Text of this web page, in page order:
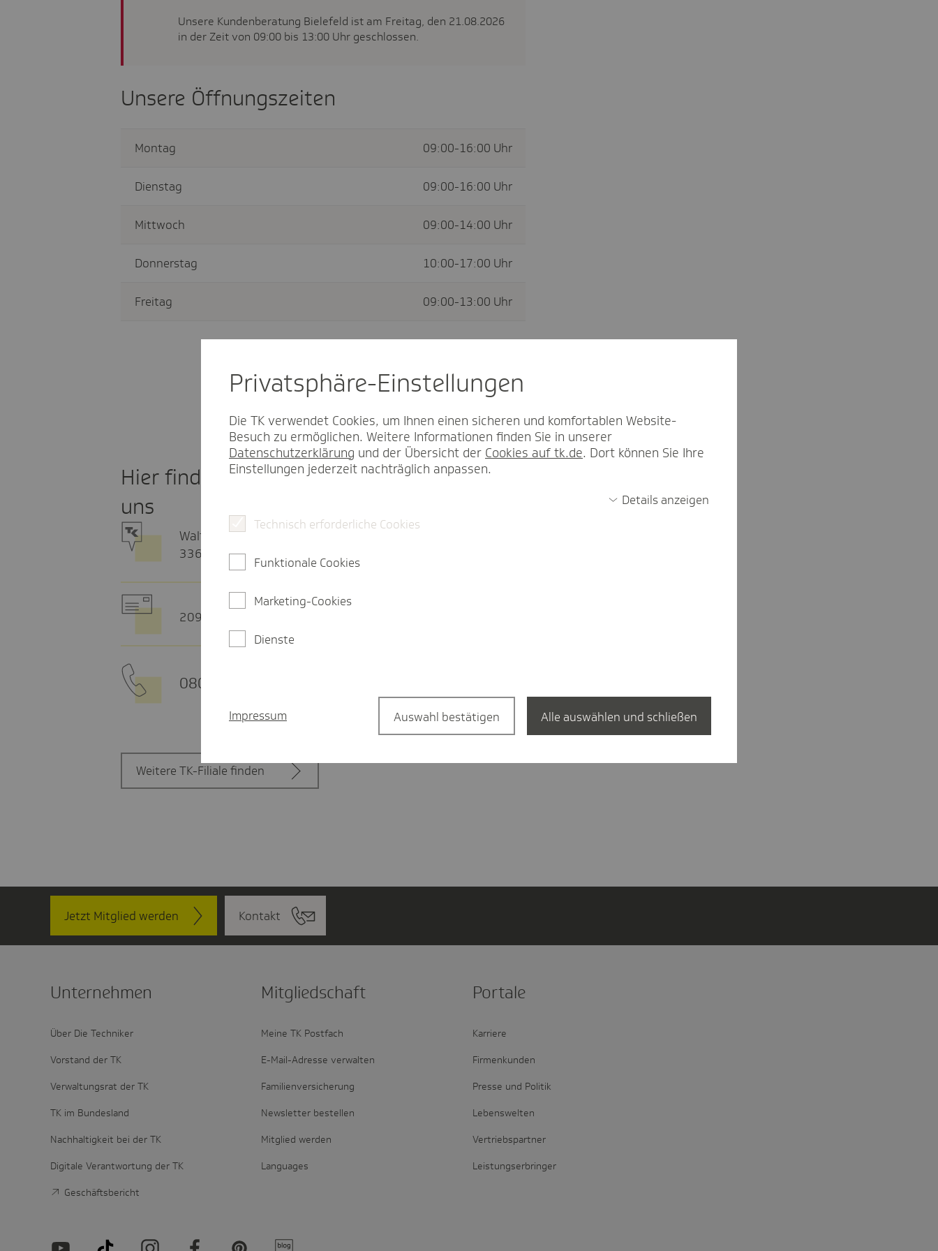
Unsere Kundenberatung Bielefeld ist am Freitag, den 21.08.2026
in der Zeit von 09:00 bis 13:00 Uhr geschlossen.
Unsere Öffnungszeiten
Montag 09:00-16:00 Uhr
Dienstag 09:00-16:00 Uhr
Mittwoch 09:00-14:00 Uhr
Donnerstag 10:00-17:00 Uhr
Freitag 09:00-13:00 Uhr
Termin buchen
Hier finden Sie
uns
Walther-Rathenau-Str. 33
33602 Bielefeld
20915 Hamburg
0800 - 285 85 85
Weitere TK-Filiale finden
Jetzt Mitglied werden Kontakt
Unter­nehmen
Über Die Techniker
Vorstand der TK
Verwaltungsrat der TK
TK im Bundesland
Nachhaltigkeit bei der TK
Digitale Verantwortung der TK
Geschäftsbericht
Mitglied­schaft
Meine TK Postfach
E-Mail-Adresse verwalten
Familienversicherung
Newsletter bestellen
Mitglied werden
Languages
Portale
Karriere
Firmenkunden
Presse und Politik
Lebenswelten
Vertriebspartner
Leistungserbringer
Privat­sphäre-Einstel­lungen
Die TK verwendet Cookies, um Ihnen einen sicheren und komfortablen Website-
Besuch zu ermöglichen. Weitere Informationen finden Sie in unserer
Datenschutzerklärung und der Übersicht der Cookies auf tk.de. Dort können Sie Ihre
Einstellungen jederzeit nachträglich anpassen.
Details anzeigen
Technisch erforderliche Cookies
Funktionale Cookies
Marketing-Cookies
Dienste
Impressum Auswahl bestätigen Alle auswählen und schließen